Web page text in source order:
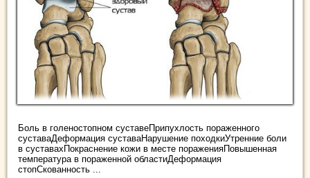
Боль в голеностопном суставеПрипухлость пораженного
суставаДеформация суставаНарушение походкиУтренние боли
в суставахПокраснение кожи в месте пораженияПовышенная
температура в пораженной областиДеформация
стопСкованность ...